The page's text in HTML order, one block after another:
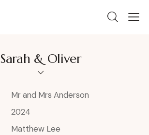
Sarah & Oliver
Mr and Mrs Anderson
2024
Matthew Lee